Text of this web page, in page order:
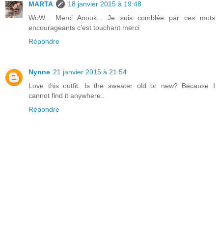
MARTA
18 janvier 2015 à 19:48
WoW... Merci Anouk... Je suis comblée par ces mots
encourageants c'est touchant merci
Répondre
Nynne 21 janvier 2015 à 21:54
Love this outfit. Is the sweater old or new? Because I
cannot find it anywhere..
Répondre